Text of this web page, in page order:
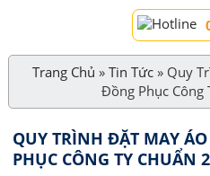
Trang Chủ » Tin Tức» Quy
Đồng Phục Công
QUY TRÌNH ĐẶT MAY
PHỤC CÔNG TY CHUẨN